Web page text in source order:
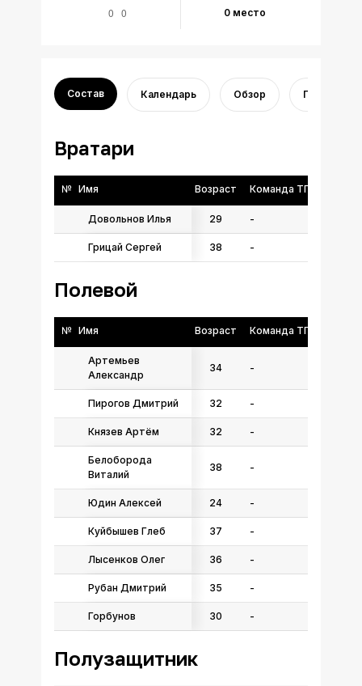
0 0 0 место
Состав Календарь Обзор Переходы
Вратари
№ Имя Возраст Команда ТГФФ
Довольнов Илья 29 -
Грицай Сергей 38 -
Полевой
№ Имя Возраст Команда ТГФФ
Артемьев
Александр
34 -
Пирогов Дмитрий 32 -
Князев Артём 32 -
Белоборода
Виталий
38 -
Юдин Алексей 24 -
Куйбышев Глеб 37 -
Лысенков Олег 36 -
Рубан Дмитрий 35 -
Горбунов 30 -
Полузащитник